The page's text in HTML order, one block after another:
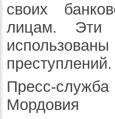
своих
лицам. Эти
преступлений.
Пресс-
Мордовия